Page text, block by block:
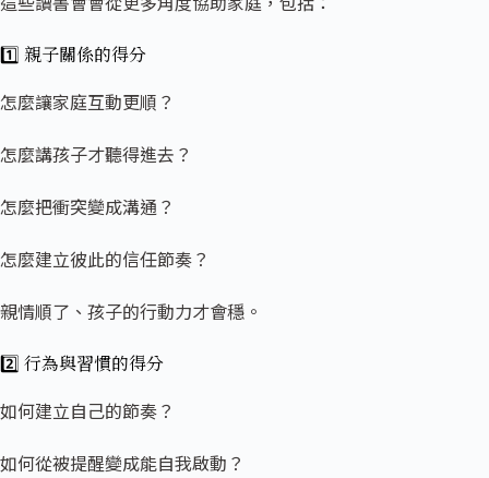
1️⃣ 親子關係的得分
怎麼讓家庭互動更順？
怎麼講孩子才聽得進去？
怎麼把衝突變成溝通？
怎麼建立彼此的信任節奏？
親情順了、孩子的行動力才會穩。
2️⃣ 行為與習慣的得分
如何建立自己的節奏？
如何從被提醒變成能自我啟動？